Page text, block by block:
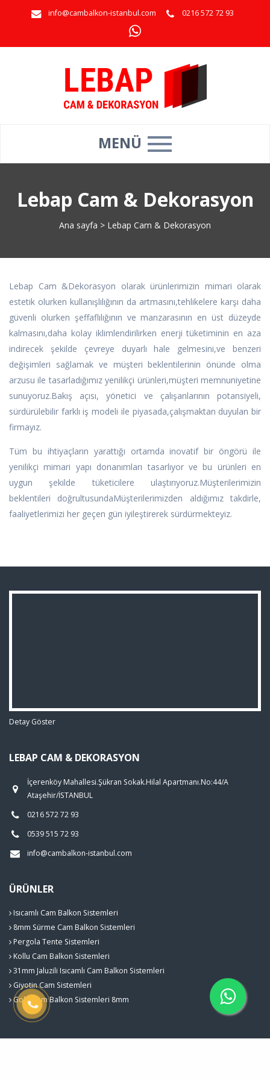
info@cambalkon-istanbul.com 0216 572 72 93
MENÜ
Lebap Cam & Dekorasyon
Ana sayfa > Lebap Cam & Dekorasyon
Lebap Cam &Dekorasyon olarak ürünlerimizin mimari olarak
estetik olurken kullanışlılığının da artmasını,tehlikelere karşı daha
güvenli olurken şeffaflılığının ve manzarasının en üst düzeyde
kalmasını,daha kolay iklimlendirilirken enerji tüketiminin en aza
indirecek şekilde çevreye duyarlı hale gelmesini,ve benzeri
değişimleri sağlamak ve müşteri beklentilerinin önünde olma
arzusu ile tasarladığımız yenilikçi ürünleri,müşteri memnuniyetine
sunuyoruz.Bakış açısı, yönetici ve çalışanlarının potansiyeli,
sürdürülebilir farklı iş modeli ile piyasada,çalışmaktan duyulan bir
firmayız.
Tüm bu ihtiyaçların yarattığı ortamda inovatif bir öngörü ile
yenilikçi mimari yapı donanımları tasarlıyor ve bu ürünleri en
uygun şekilde tüketicilere ulaştırıyoruz.Müşterilerimizin
beklentileri doğrultusundaMüşterilerimizden aldığımız takdirle,
faaliyetlerimizi her geçen gün iyileştirerek sürdürmekteyiz.
Detay Göster
LEBAP CAM & DEKORASYON
İçerenköy Mahallesi.Şükran Sokak.Hilal Apartmanı.No:44/A
Ataşehir/İSTANBUL
0216 572 72 93
0539 515 72 93
info@cambalkon-istanbul.com
ÜRÜNLER
Isıcamlı Cam Balkon Sistemleri
8mm Sürme Cam Balkon Sistemleri
Pergola Tente Sistemleri
Kollu Cam Balkon Sistemleri
31mm Jaluzili Isıcamlı Cam Balkon Sistemleri
Giyotin Cam Sistemleri
Gold Cam Balkon Sistemleri 8mm